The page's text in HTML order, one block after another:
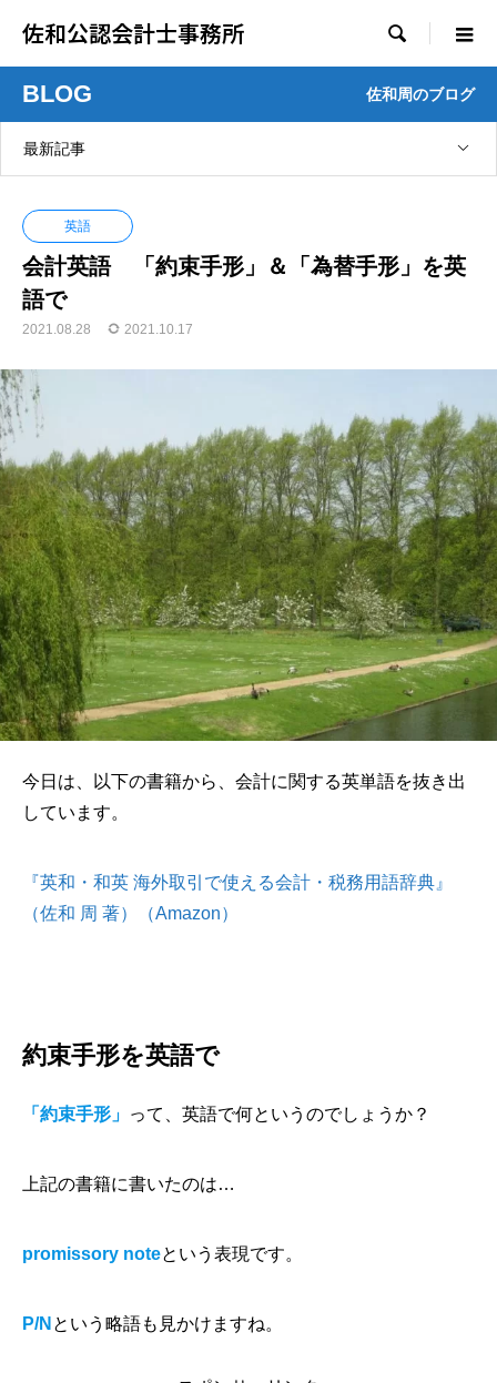
佐和公認会計士事務所 
BLOG 佐和周のブログ
最新記事
英語
会計英語 「約束手形」＆「為替手形」を英
語で
2021.08.28 2021.10.17
今日は、以下の書籍から、会計に関する英単語を抜き出
しています。
『英和・和英 海外取引で使える会計・税務用語辞典』
（佐和 周 著）（Amazon）
約束手形を英語で
「約束手形」 って、英語で何というのでしょうか？
上記の書籍に書いたのは…
promissory noteという表現です。
P/N という略語も見かけますね。